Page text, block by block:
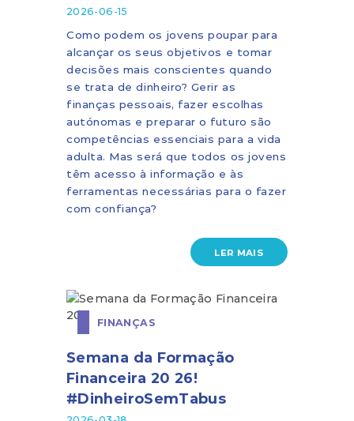
2026-06-15
Como podem os jovens poupar para
alcançar os seus objetivos e tomar
decisões mais conscientes quando
se trata de dinheiro? Gerir as
finanças pessoais, fazer escolhas
autónomas e preparar o futuro são
competências essenciais para a vida
adulta. Mas será que todos os jovens
têm acesso à informação e às
ferramentas necessárias para o fazer
com confiança?
LER MAIS
FINANÇAS
Semana da Formação
Financeira 20 26!
#DinheiroSemTabus